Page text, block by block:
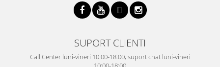
SUPORT CLIENTI
Call Center luni-vineri 10:00-18:00, suport chat luni-vineri